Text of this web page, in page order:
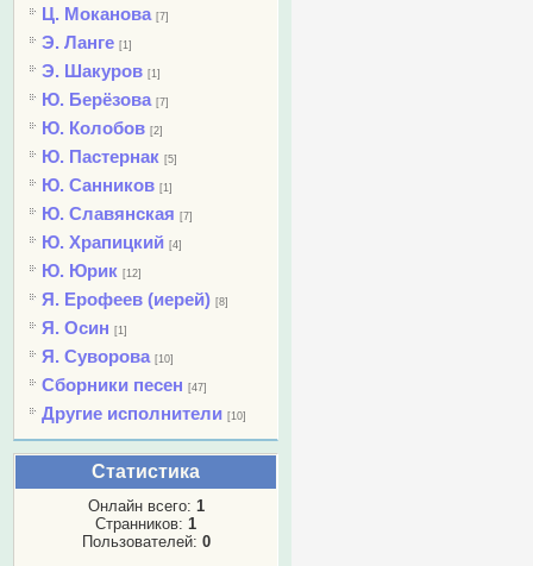
Ц. Моканова [7]
Э. Ланге [1]
Э. Шакуров [1]
Ю. Берёзова [7]
Ю. Колобов [2]
Ю. Пастернак [5]
Ю. Санников [1]
Ю. Славянская [7]
Ю. Храпицкий [4]
Ю. Юрик [12]
Я. Ерофеев (иерей) [8]
Я. Осин [1]
Я. Суворова [10]
Сборники песен [47]
Другие исполнители [10]
Статистика
Онлайн всего: 1
Странников: 1
Пользователей: 0